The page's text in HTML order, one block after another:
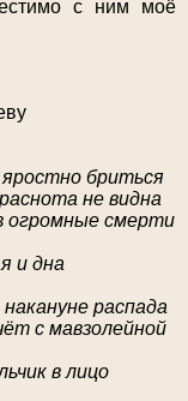
с ним моё
яростно бриться
не видна
огромные смерти
и дна
распада
с мавзолейной
в лицо